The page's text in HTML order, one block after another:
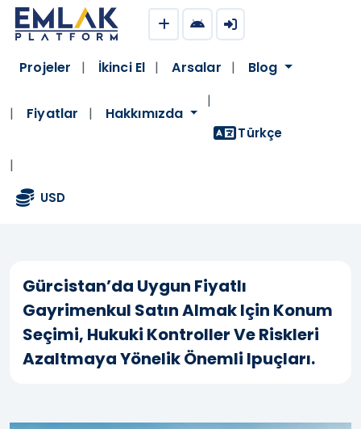
Projeler İkinci El Arsalar Blog
Fiyatlar Hakkımızda
Türkçe
USD
Gürcistan’da Uygun Fiyatla Kolayca
Gayrimenkul Satın Alma İpuçları
Gürcistan’da Uygun Fiyatlı
Gayrimenkul Satın Almak Için Konum
Seçimi, Hukuki Kontroller Ve Riskleri
Azaltmaya Yönelik Önemli Ipuçları.